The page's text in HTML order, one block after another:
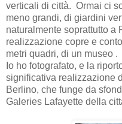
verticali di città. Ormai ci
meno grandi, di giardini
naturalmente soprattutto a
realizzazione copre e
metri quadri, di un museo .
Io ho fotografato, e la
significativa realizzazione
Berlino, che funge da
Galeries Lafayette della